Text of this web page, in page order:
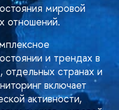
мировой
отношений.
и трендах в
странах и
включает
активности,